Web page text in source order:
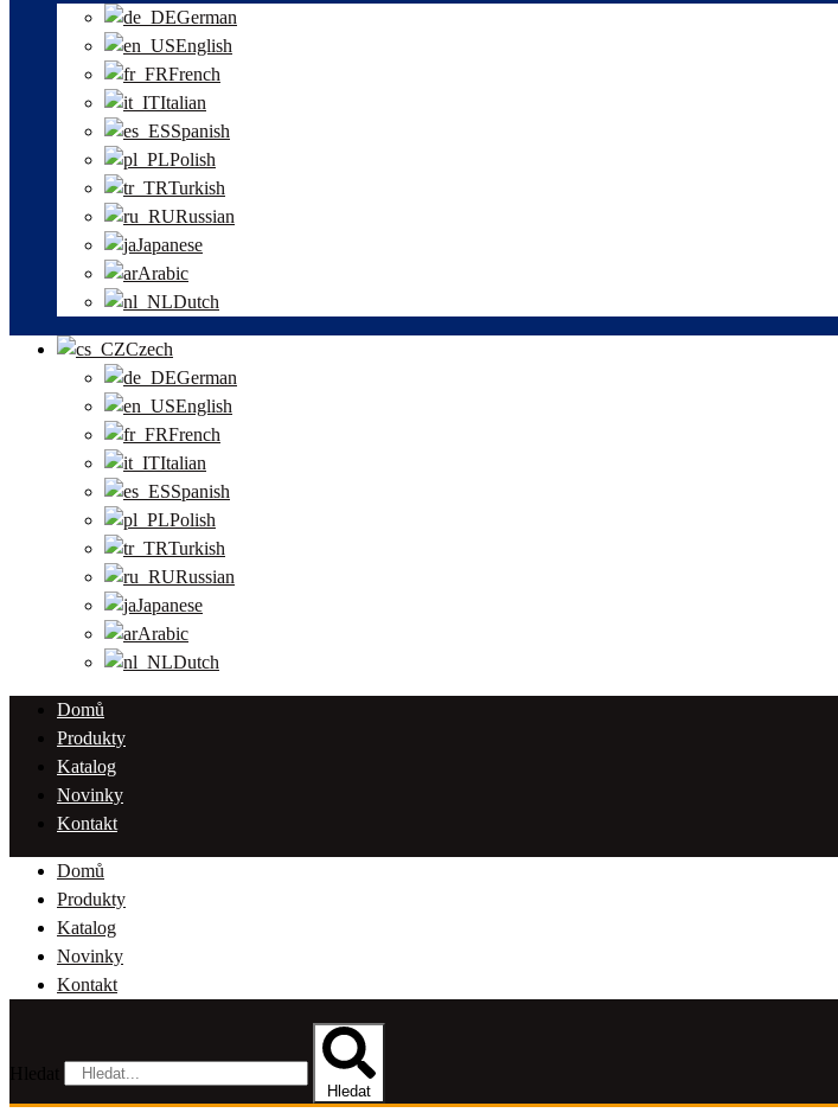
German
English
French
Italian
Spanish
Polish
Turkish
Russian
Japanese
Arabic
Dutch
Czech
German
English
French
Italian
Spanish
Polish
Turkish
Russian
Japanese
Arabic
Dutch
Domů
Produkty
Katalog
Novinky
Kontakt
Domů
Produkty
Katalog
Novinky
Kontakt
Hledat